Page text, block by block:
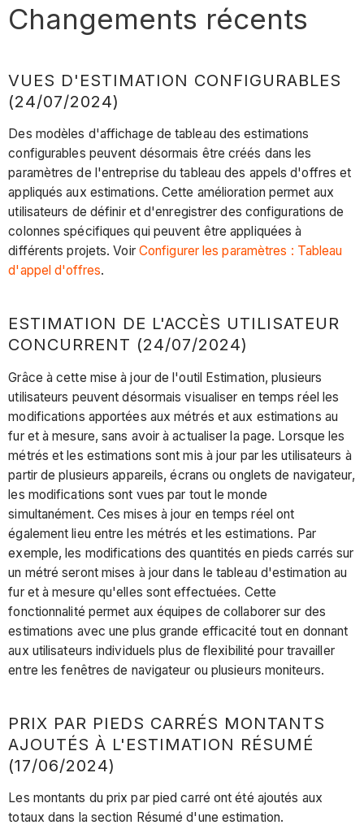
Changements récents
VUES D'ESTIMATION CONFIGURABLES
(24/07/2024)
Des modèles d'affichage de tableau des estimations
configurables peuvent désormais être créés dans les
paramètres de l'entreprise du tableau des appels d'offres et
appliqués aux estimations. Cette amélioration permet aux
utilisateurs de définir et d'enregistrer des configurations de
colonnes spécifiques qui peuvent être appliquées à
différents projets. Voir Configurer les paramètres : Tableau
d'appel d'offres.
ESTIMATION DE L'ACCÈS UTILISATEUR
CONCURRENT (24/07/2024)
Grâce à cette mise à jour de l'outil Estimation, plusieurs
utilisateurs peuvent désormais visualiser en temps réel les
modifications apportées aux métrés et aux estimations au
fur et à mesure, sans avoir à actualiser la page. Lorsque les
métrés et les estimations sont mis à jour par les utilisateurs à
partir de plusieurs appareils, écrans ou onglets de navigateur,
les modifications sont vues par tout le monde
simultanément. Ces mises à jour en temps réel ont
également lieu entre les métrés et les estimations. Par
exemple, les modifications des quantités en pieds carrés sur
un métré seront mises à jour dans le tableau d'estimation au
fur et à mesure qu'elles sont effectuées. Cette
fonctionnalité permet aux équipes de collaborer sur des
estimations avec une plus grande efficacité tout en donnant
aux utilisateurs individuels plus de flexibilité pour travailler
entre les fenêtres de navigateur ou plusieurs moniteurs.
PRIX PAR PIEDS CARRÉS MONTANTS
AJOUTÉS À L'ESTIMATION RÉSUMÉ
(17/06/2024)
Les montants du prix par pied carré ont été ajoutés aux
totaux dans la section Résumé d'une estimation.